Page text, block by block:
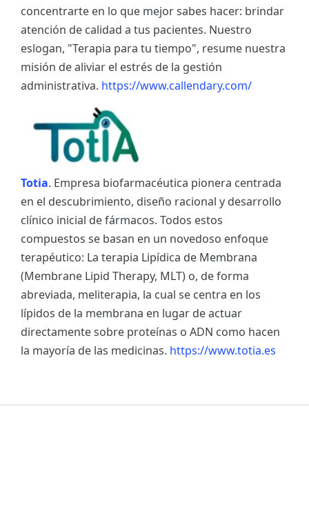
concentrarte en lo que mejor sabes hacer: brindar
atención de calidad a tus pacientes. Nuestro
eslogan, "Terapia para tu tiempo", resume nuestra
misión de aliviar el estrés de la gestión
administrativa. https://www.callendary.com/
Totia. Empresa biofarmacéutica pionera centrada
en el descubrimiento, diseño racional y desarrollo
clínico inicial de fármacos. Todos estos
compuestos se basan en un novedoso enfoque
terapéutico: La terapia Lipídica de Membrana
(Membrane Lipid Therapy, MLT) o, de forma
abreviada, meliterapia, la cual se centra en los
lípidos de la membrana en lugar de actuar
directamente sobre proteínas o ADN como hacen
la mayoría de las medicinas. https://www.totia.es